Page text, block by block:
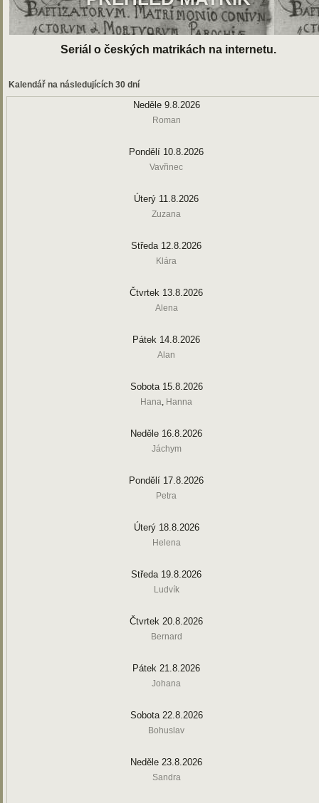
Seriál o českých matrikách na internetu.
Kalendář na následujících 30 dní
Neděle 9.8.2026
Roman
Pondělí 10.8.2026
Vavřinec
Úterý 11.8.2026
Zuzana
Středa 12.8.2026
Klára
Čtvrtek 13.8.2026
Alena
Pátek 14.8.2026
Alan
Sobota 15.8.2026
Hana, Hanna
Neděle 16.8.2026
Jáchym
Pondělí 17.8.2026
Petra
Úterý 18.8.2026
Helena
Středa 19.8.2026
Ludvík
Čtvrtek 20.8.2026
Bernard
Pátek 21.8.2026
Johana
Sobota 22.8.2026
Bohuslav
Neděle 23.8.2026
Sandra